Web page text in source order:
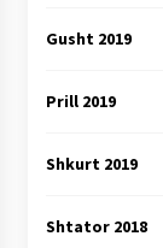
Gusht 2019
Prill 2019
Shkurt 2019
Shtator 2018